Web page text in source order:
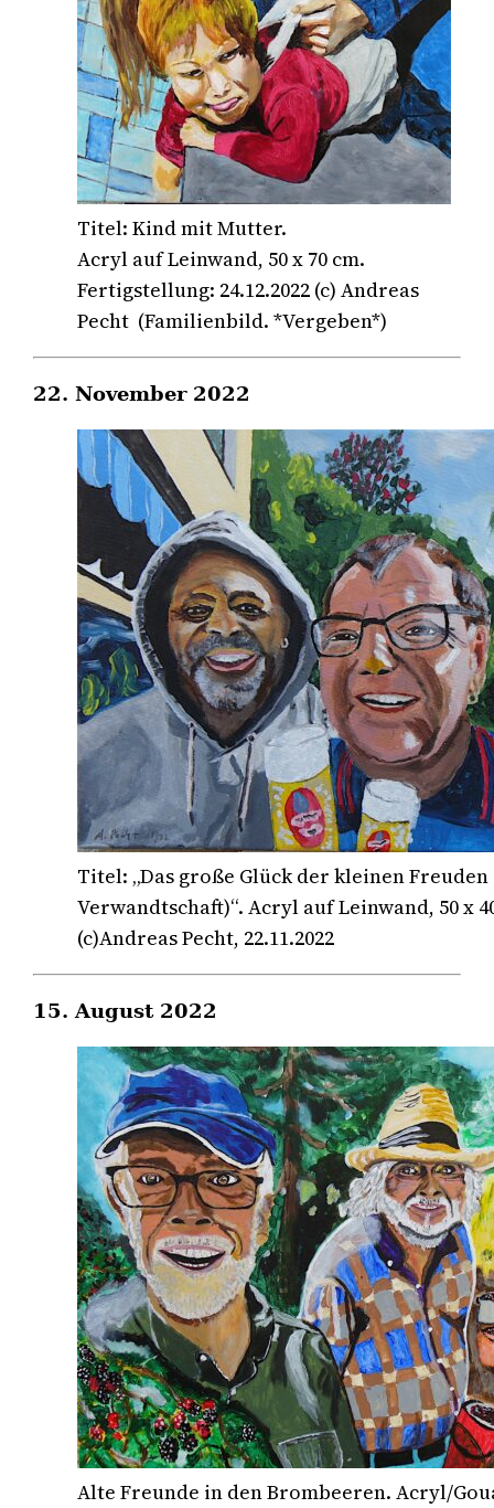
Titel: Kind mit Mutter.
Acryl auf Leinwand, 50 x 70 cm.
Fertigstellung: 24.12.2022 (c) Andreas
Pecht (Familienbild. *Vergeben*)
22. November 2022
Titel: „Das große Glück der kleinen Freuden
Verwandtschaft)“. Acryl auf Leinwand, 50 x
(c)Andreas Pecht, 22.11.2022
15. August 2022
Alte Freunde in den Brombeeren. Acryl/